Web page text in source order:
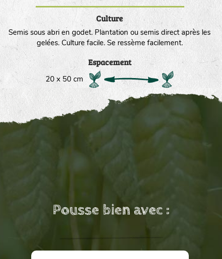
Culture
Semis sous abri en godet. Plantation ou semis direct après les
gelées. Culture facile. Se ressème facilement.
Espacement
20 x 50 cm
Pousse bien avec :